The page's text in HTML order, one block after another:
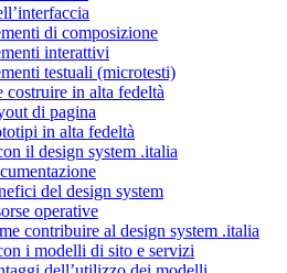
di composizione
interattivi
testuali (microtesti)
costruire in alta fedeltà
di pagina
in alta fedeltà
il design system .italia
del design system
operative
contribuire al design system .italia
i modelli di sito e servizi